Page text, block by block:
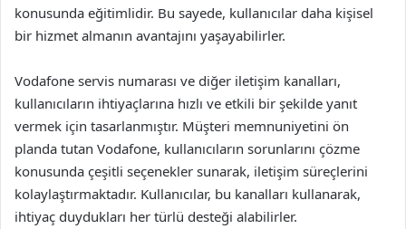
konusunda eğitimlidir. Bu sayede, kullanıcılar daha kişisel
bir hizmet almanın avantajını yaşayabilirler.
Vodafone servis numarası ve diğer iletişim kanalları,
kullanıcıların ihtiyaçlarına hızlı ve etkili bir şekilde yanıt
vermek için tasarlanmıştır. Müşteri memnuniyetini ön
planda tutan Vodafone, kullanıcıların sorunlarını çözme
konusunda çeşitli seçenekler sunarak, iletişim süreçlerini
kolaylaştırmaktadır. Kullanıcılar, bu kanalları kullanarak,
ihtiyaç duydukları her türlü desteği alabilirler.